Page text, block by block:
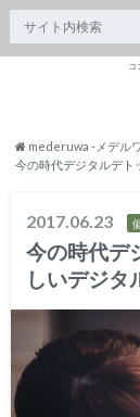
コ
mederuwa -メデル
今の時代デジタルデト
2017.06.23
今の時代デ
しいデジタ